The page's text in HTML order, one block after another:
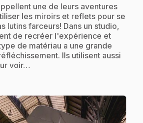
une de leurs aventures
les miroirs et reflets pour se
lutins farceurs! Dans un studio,
de recréer l'expérience et
de matériau a une grande
Ils utilisent aussi
voir…